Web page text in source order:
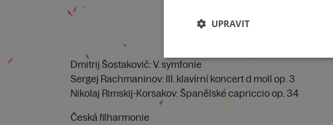
Dmitrij Šostakovič: V. symfonie
Sergej Rachmaninov: IlI. klavírní koncert d moll op. 3
Nikolaj Rimskij-Korsakov: Španělské capriccio op. 34
Česká filharmonie
UPRAVIT